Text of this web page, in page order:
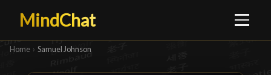
MindChat
Home › Samuel Johnson